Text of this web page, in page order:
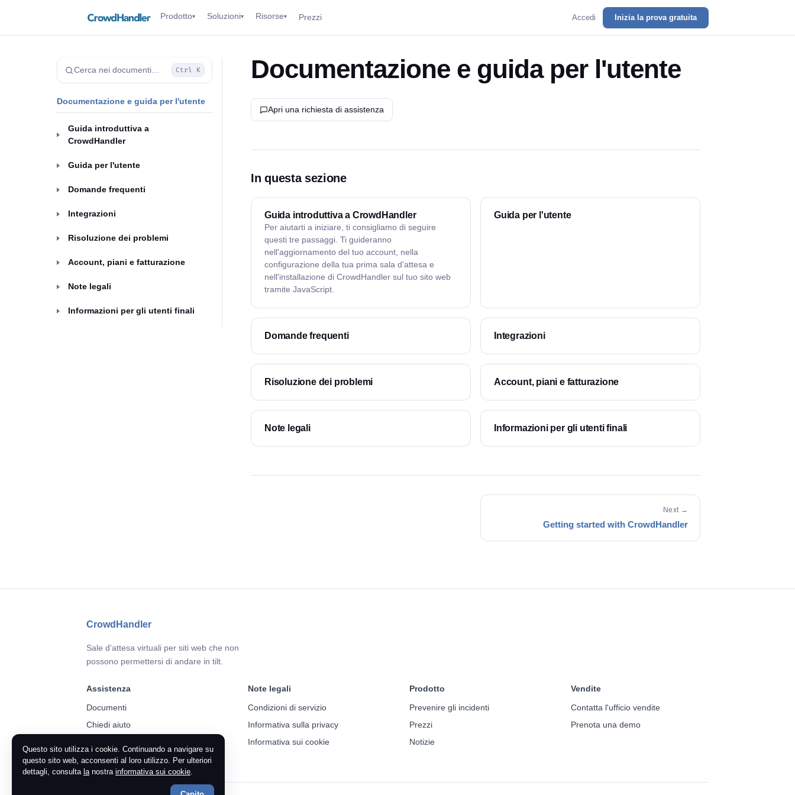
Prodotto▾ Soluzioni▾ Risorse▾ Prezzi Accedi Inizia la prova gratuita
Cerca nei documenti… Ctrl K
Documentazione e guida per l'utente
Guida introduttiva a
CrowdHandler
Guida per l'utente
Domande frequenti
Integrazioni
Risoluzione dei problemi
Account, piani e fatturazione
Note legali
Informazioni per gli utenti finali
Documentazione e guida per l'utente
Apri una richiesta di assistenza
In questa sezione
Guida introduttiva a CrowdHandler
Per aiutarti a iniziare, ti consigliamo di seguire
questi tre passaggi. Ti guideranno
nell'aggiornamento del tuo account, nella
configurazione della tua prima sala d'attesa e
nell'installazione di CrowdHandler sul tuo sito web
tramite JavaScript.
Guida per l'utente
Domande frequenti Integrazioni
Risoluzione dei problemi Account, piani e fatturazione
Note legali Informazioni per gli utenti finali
Next →
Getting started with CrowdHandler
CrowdHandler
Sale d'attesa virtuali per siti web che non
possono permettersi di andare in tilt.
Assistenza
Documenti
Chiedi aiuto
Note legali
Condizioni di servizio
Informativa sulla privacy
Informativa sui cookie
Prodotto
Prevenire gli incidenti
Prezzi
Notizie
Vendite
Contatta l'ufficio vendite
Prenota una demo
Questo sito utilizza i cookie. Continuando a navigare su
questo sito web, acconsenti al loro utilizzo. Per ulteriori
dettagli, consulta lanostra informativa sui cookie.